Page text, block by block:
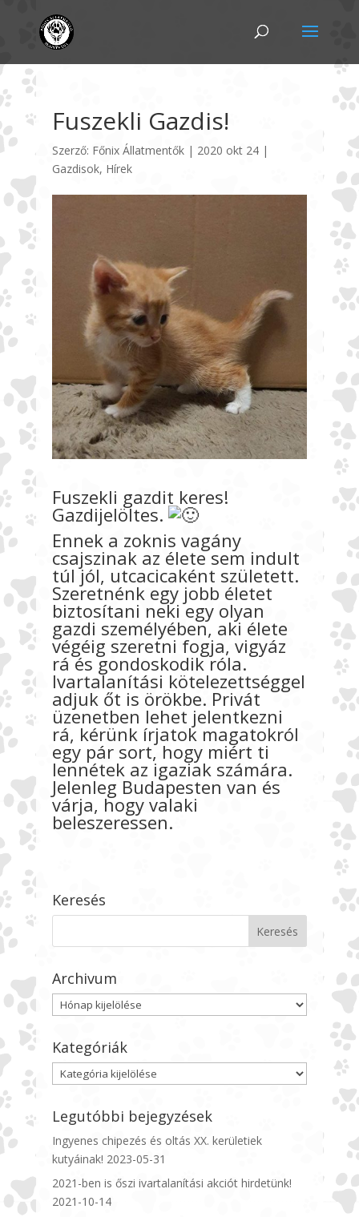
Fuszekli Gazdis!
Szerző: Főnix Állatmentők| 2020 okt 24|
Gazdisok, Hírek
Fuszekli gazdit keres!
Gazdijelöltes.
Ennek a zoknis vagány
csajszinak az élete sem indult
túl jól, utcacicaként született.
Szeretnénk egy jobb életet
biztosítani neki egy olyan
gazdi személyében, aki élete
végéig szeretni fogja, vigyáz
rá és gondoskodik róla.
Ivartalanítási kötelezettséggel
adjuk őt is örökbe. Privát
üzenetben lehet jelentkezni
rá, kérünk írjatok magatokról
egy pár sort, hogy miért ti
lennétek az igaziak számára.
Jelenleg Budapesten van és
várja, hogy valaki
beleszeressen.
Keresés
Archivum
Archivum
Kategóriák
Kategóriák
Legutóbbi bejegyzések
Ingyenes chipezés és oltás XX. kerületiek
kutyáinak! 2023-05-31
2021-ben is őszi ivartalanítási akciót hirdetünk!
2021-10-14